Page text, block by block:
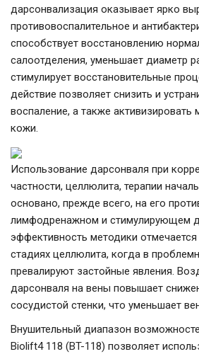
дарсонвализация оказывает ярко
противовоспалительное и
способствует восстановлению
салоотделения, уменьшает диаметр
стимулирует восстановительные
действие позволяет снизить и
воспаление, а также активизировать
кожи.
Использование дарсонваля при
частности, целлюлита, терапии
основано, прежде всего, на его
лимфодренажном и стимулирующем
эффективность методики
стадиях целлюлита, когда в
превалируют застойные явления.
дарсонваля на вены повышает
сосудистой стенки, что уменьшает
Внушительный диапазон
Biolift4 118 (BT-118) позволяет